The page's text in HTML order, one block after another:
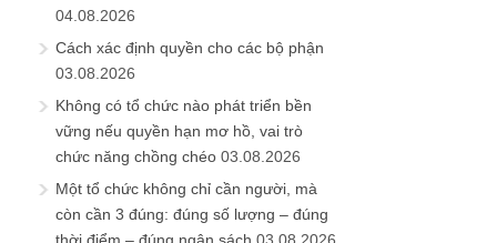
04.08.2026
Cách xác định quyền cho các bộ phận
03.08.2026
Không có tổ chức nào phát triển bền
vững nếu quyền hạn mơ hồ, vai trò
chức năng chồng chéo 03.08.2026
Một tổ chức không chỉ cần người, mà
còn cần 3 đúng: đúng số lượng – đúng
thời điểm – đúng ngân sách 03.08.2026